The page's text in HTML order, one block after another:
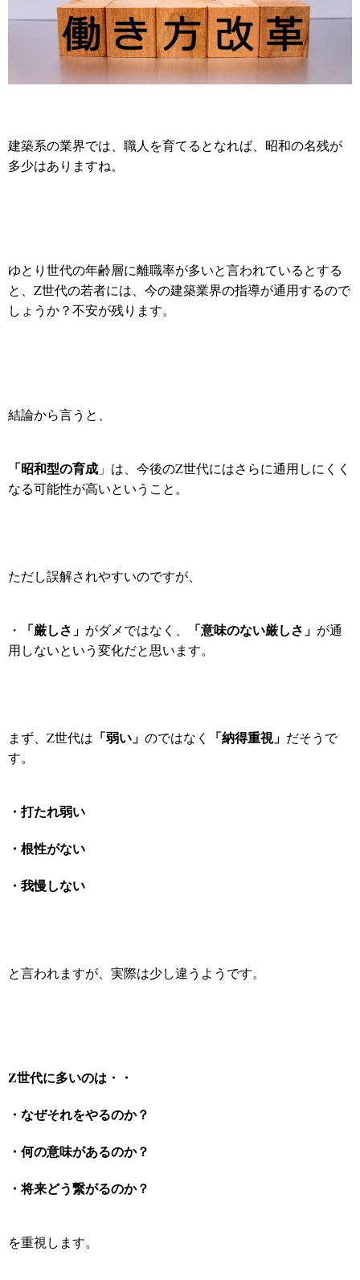
建築系の業界では、職人を育てるとなれば、昭和の名残が
多少はありますね。
ゆとり世代の年齢層に離職率が多いと言われているとする
と、Z世代の若者には、今の建築業界の指導が通用するので
しょうか？不安が残ります。
結論から言うと、
「昭和型の育成 」は、今後のZ世代にはさらに通用しにくく
なる可能性が高いということ。
ただし誤解されやすいのですが、
・ 「厳しさ」 がダメではなく、 「意味のない厳しさ」 が通
用しないという変化だと思います。
まず、Z世代は 「弱い」 のではなく 「納得重視」 だそうで
す。
・打たれ弱い
・根性がない
・我慢しない
と言われますが、実際は少し違うようです。
Z世代に多いのは・・
・なぜそれをやるのか？
・何の意味があるのか？
・将来どう繋がるのか？
を重視します。